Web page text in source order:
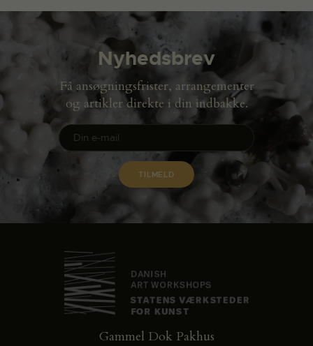
Nyhedsbrev
Få ansøgningsfrister, arrangementer
og artikler direkte i din indbakke.
Gammel Dok Pakhus